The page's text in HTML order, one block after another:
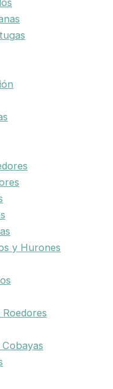
y Hurones